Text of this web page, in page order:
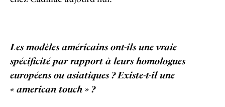
Les modèles américains ont-ils une vraie
spécificité par rapport à leurs homologues
européens ou asiatiques ? Existe-t-il une
« american touch » ?